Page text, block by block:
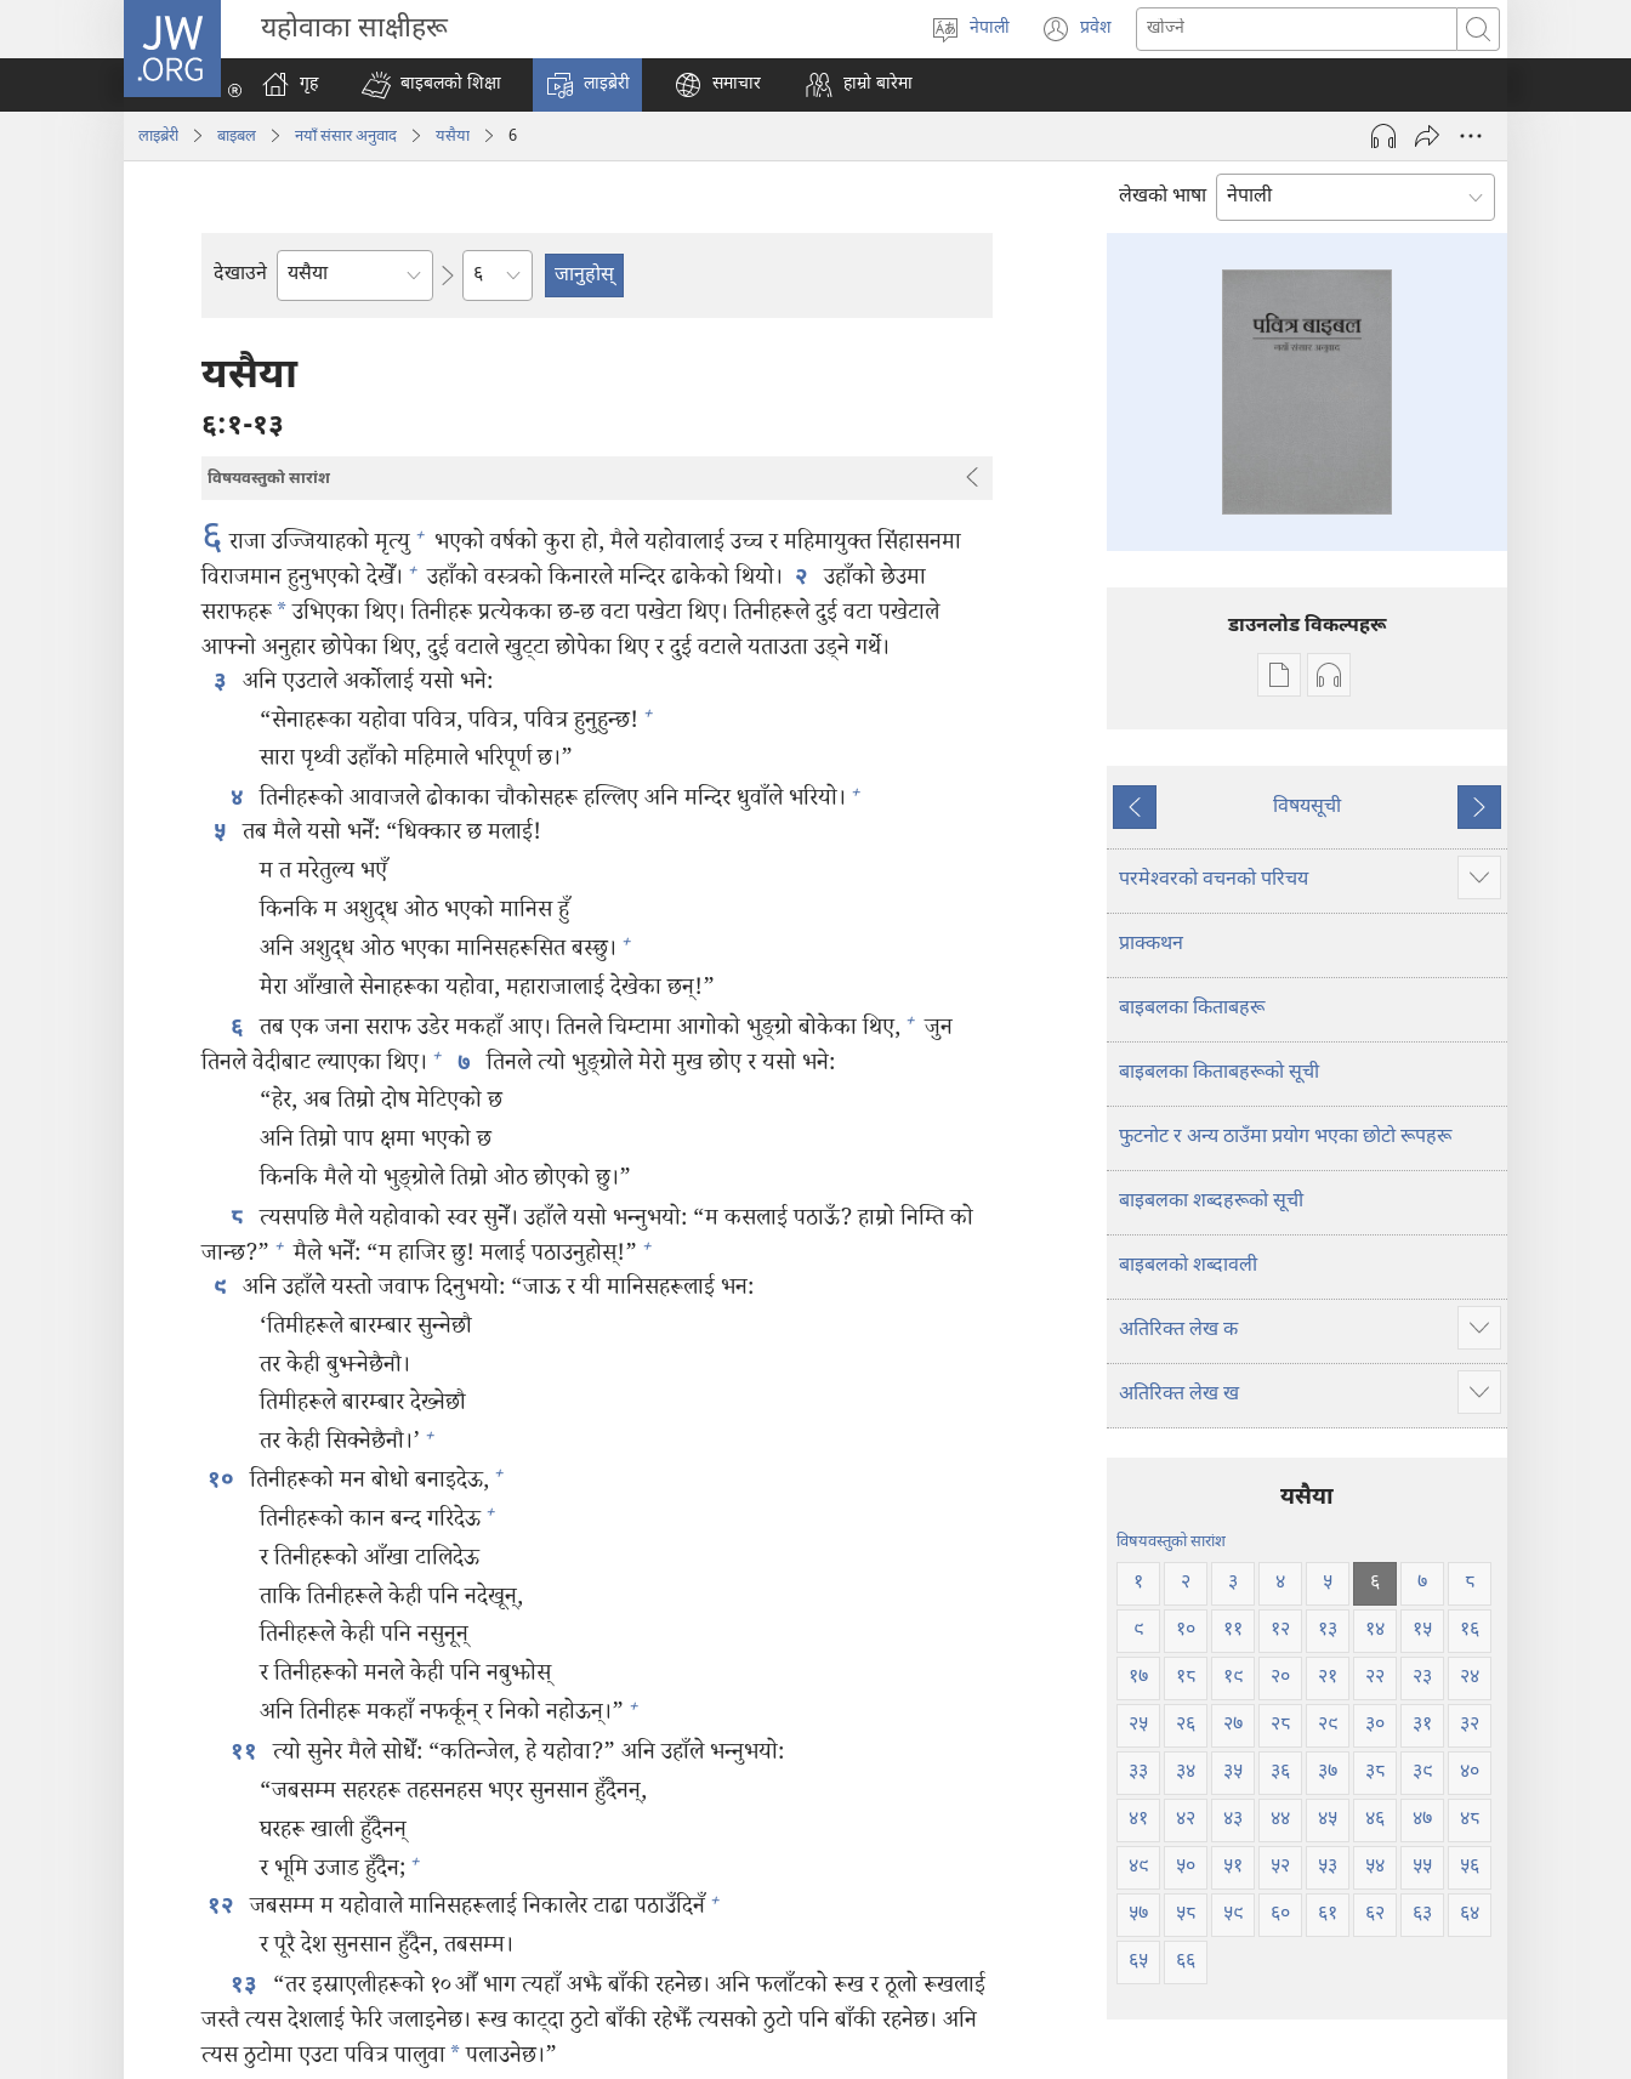
JW.ORG यहोवाका साक्षीहरू
रोज्ने
नेपाली प्रवेश
अर्को
नयाँ
खुल्नेछ)
खोज्ने
गृह बाइबलको शिक्षा लाइब्रेरी समाचार हाम्रो बारेमा
लाइब्रेरी बाइबल नयाँ संसार अनुवाद यसैया 6
लेखको भाषा
देखाउने
बाइबलको
अध्याय
यसैया
६:१-१३
विषयवस्तुको सारांश
६ राजा उज्जियाहको मृत्यु + भएको वर्षको कुरा हो, मैले यहोवालाई उच्च र महिमायुक्‍त सिंहासनमा
विराजमान हुनुभएको देखेँ। + उहाँको वस्त्रको किनारले मन्दिर ढाकेको थियो। २ उहाँको छेउमा
सराफहरू*उभिएका थिए। तिनीहरू प्रत्येकका छ-छ वटा पखेटा थिए। तिनीहरूले दुई वटा पखेटाले
आफ्नो अनुहार छोपेका थिए, दुई वटाले खुट्टा छोपेका थिए र दुई वटाले यताउता उड्‌ने गर्थे।
३ अनि एउटाले अर्कोलाई यसो भने:
“सेनाहरूका यहोवा पवित्र, पवित्र, पवित्र हुनुहुन्छ! +
सारा पृथ्वी उहाँको महिमाले भरिपूर्ण छ।”
४ तिनीहरूको आवाजले ढोकाका चौकोसहरू हल्लिए अनि मन्दिर धुवाँले भरियो। +
५ तब मैले यसो भनेँ: “धिक्कार छ मलाई!
म त मरेतुल्य भएँ
किनकि म अशुद्ध ओठ भएको मानिस हुँ
अनि अशुद्ध ओठ भएका मानिसहरूसित बस्छु। +
मेरा आँखाले सेनाहरूका यहोवा, महाराजालाई देखेका छन्‌!”
६ तब एक जना सराफ उडेर मकहाँ आए। तिनले चिम्टामा आगोको भुङ्‌ग्रो बोकेका थिए, + जुन
तिनले वेदीबाट ल्याएका थिए। + ७ तिनले त्यो भुङ्‌ग्रोले मेरो मुख छोए र यसो भने:
“हेर, अब तिम्रो दोष मेटिएको छ
अनि तिम्रो पाप क्षमा भएको छ
किनकि मैले यो भुङ्‌ग्रोले तिम्रो ओठ छोएको छु।”
८ त्यसपछि मैले यहोवाको स्वर सुनेँ। उहाँले यसो भन्‍नुभयो: “म कसलाई पठाऊँ? हाम्रो निम्ति को
जान्छ?” + मैले भनेँ: “म हाजिर छु! मलाई पठाउनुहोस्‌!” +
९ अनि उहाँले यस्तो जवाफ दिनुभयो: “जाऊ र यी मानिसहरूलाई भन:
‘तिमीहरूले बारम्बार सुन्‍नेछौ
तर केही बुझ्नेछैनौ।
तिमीहरूले बारम्बार देख्नेछौ
तर केही सिक्नेछैनौ।’ +
१० तिनीहरूको मन बोधो बनाइदेऊ, +
तिनीहरूको कान बन्द गरिदेऊ +
र तिनीहरूको आँखा टालिदेऊ
ताकि तिनीहरूले केही पनि नदेखून्‌,
तिनीहरूले केही पनि नसुनून्‌
र तिनीहरूको मनले केही पनि नबुझोस्‌
अनि तिनीहरू मकहाँ नफर्कून्‌ र निको नहोऊन्‌।” +
११ त्यो सुनेर मैले सोधेँ: “कतिन्जेल, हे यहोवा?” अनि उहाँले भन्‍नुभयो:
“जबसम्म सहरहरू तहसनहस भएर सुनसान हुँदैनन्‌,
घरहरू खाली हुँदैनन्‌
र भूमि उजाड हुँदैन; +
१२ जबसम्म म यहोवाले मानिसहरूलाई निकालेर टाढा पठाउँदिनँ +
र पूरै देश सुनसान हुँदैन, तबसम्म।
१३ “तर इस्राएलीहरूको १० औँ भाग त्यहाँ अझै बाँकी रहनेछ। अनि फलाँटको रूख र ठूलो रूखलाई
जस्तै त्यस देशलाई फेरि जलाइनेछ। रूख काट्‌दा ठुटो बाँकी रहेझैँ त्यसको ठुटो पनि बाँकी रहनेछ। अनि
त्यस ठुटोमा एउटा पवित्र पालुवा*पलाउनेछ।”
डाउनलोड विकल्पहरू
प्रकाशन
बाइबल
नयाँ
संसार
अनुवाद
अडियो
बाइबल
अनुवाद
अघिल्लो
विषयसूची
अर्को
परमेश्‍वरको वचनको परिचय
थप
देखाउने
प्राक्कथन
बाइबलका किताबहरू
बाइबलका किताबहरूको सूची
फुटनोट र अन्य ठाउँमा प्रयोग भएका छोटो रूपहरू
बाइबलका शब्दहरूको सूची
बाइबलको शब्दावली
अतिरिक्‍त लेख क
थप
देखाउने
अतिरिक्‍त लेख ख
थप
देखाउने
यसैया
विषयवस्तुको सारांश
१ २ ३ ४ ५ ६ ७
८
९
१० ११ १२ १३ १४ १५
१६
१७
१८ १९ २० २१ २२ २३
२४
२५
२६ २७ २८ २९ ३० ३१
३२
३३
३४ ३५ ३६ ३७ ३८ ३९
४०
४१
४२ ४३ ४४ ४५ ४६ ४७
४८
४९
५० ५१ ५२ ५३ ५४ ५५
५६
५७
५८ ५९ ६० ६१ ६२ ६३
६४
६५
६६